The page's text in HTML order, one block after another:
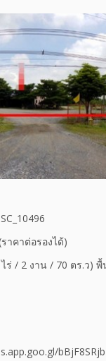
าคาต่อรองได้)
ร่ / 2 งาน / 70 ตร.ว)